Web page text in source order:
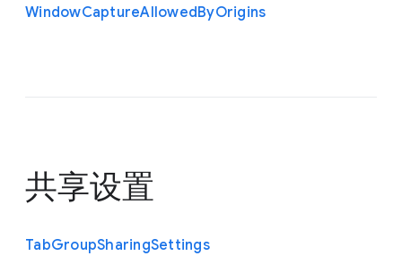
WindowCaptureAllowedByOrigins
共享设置
TabGroupSharingSettings